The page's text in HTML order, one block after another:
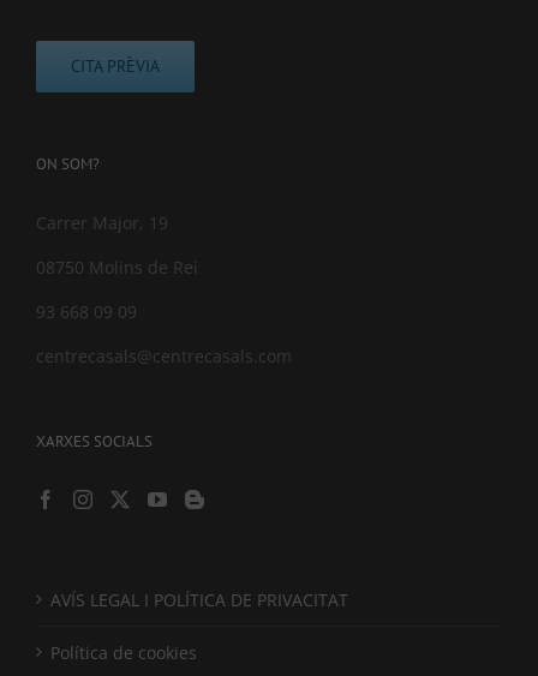
CITA PRÈVIA
ON SOM?
Carrer Major, 19
08750 Molins de Rei
93 668 09 09
centrecasals@centrecasals.com
XARXES SOCIALS
AVÍS LEGAL I POLÍTICA DE PRIVACITAT
Política de cookies